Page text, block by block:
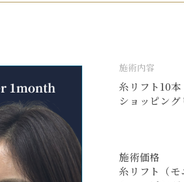
施術内容
糸リフト10本
ショッピン
施術価格
糸リフト（